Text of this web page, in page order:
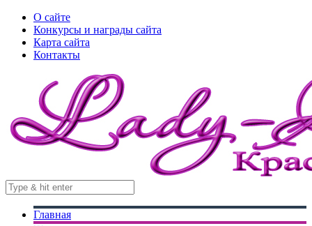
О сайте
Конкурсы и награды сайта
Карта сайта
Контакты
Главная